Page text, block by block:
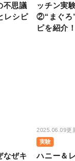
不思議
レシピ
ッチン実
②“まぐろ
ピを紹介！
なぜキ
2025.06.09更
実験
ハニー＆